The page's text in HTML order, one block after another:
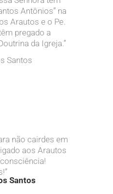
Antônios” na
Arautos e o Pe.
pregado a
da Igreja.”
Santos
não cairdes em
aos Arautos
Santos